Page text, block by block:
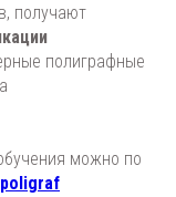
получают
полиграфные
можно по